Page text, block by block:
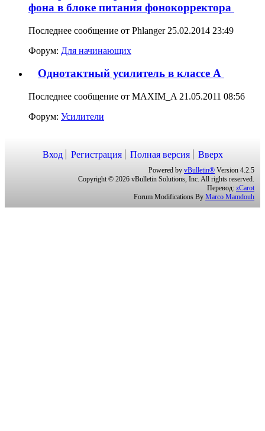
фона в блоке питания фонокорректора
Последнее сообщение от Phlanger 25.02.2014 23:49
Форум: Для начинающих
Однотактный усилитель в классе А
Последнее сообщение от MAXIM_A 21.05.2011 08:56
Форум: Усилители
Вход Регистрация Полная версия Вверх
Powered by vBulletin® Version 4.2.5
Copyright © 2026 vBulletin Solutions, Inc. All rights reserved.
Перевод: zCarot
Forum Modifications By Marco Mamdouh